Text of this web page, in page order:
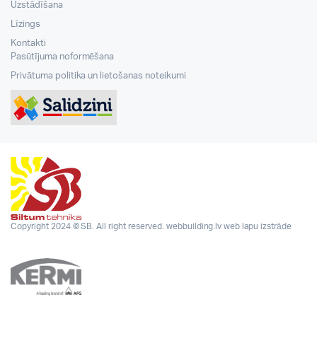
Uzstādīšana
Līzings
Kontakti
Pasūtījuma noformēšana
Privātuma politika un lietošanas noteikumi
Copyright 2024 © SB. All right reserved. webbuilding.lvweb lapu izstrāde